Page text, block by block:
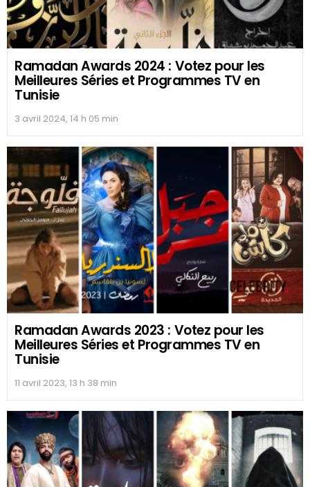
facebook twitter instagram linkedin pinterest
youtube
CELEBRITY™ – N°1 OFFICIAL STARS & PEOPLE
MAGAZINE
N°1 OfficialStars & People Magazine , Parcourez noslistes de
célébritésavec les contacts, biographies, informations personnelles,
timeline, âge, tailles, photos rares et actualités a la une.
Get the best celebrities stories straight
into your inbox!
Email address:
SUIVEZ-NOUS
facebook twitter instagramlinkedin pinteresttumblr youtube